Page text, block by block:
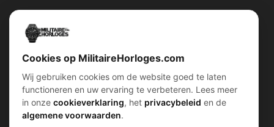
Snel menu
Home
Over ons
Contact
Account
Shop
Categorieën
klantenservice
Voorwaarden (AV)
Verzend & retour
Garantiebeleid
Privacybeleid
Verhalen
Piloten horloges
Duikers horloges
Dirty Dozen
Cookies op MilitaireHorloges.com
Wij gebruiken cookies om de website goed te laten
functioneren en uw ervaring te verbeteren. Lees meer
in onze cookieverklaring, het privacybeleid en de
algemene voorwaarden.